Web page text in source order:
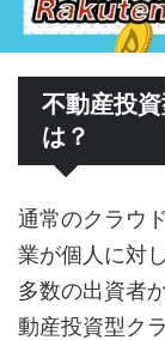
不動産投
は？
通常のクラウ
業が個人に対
多数の出資者
動産投資型ク